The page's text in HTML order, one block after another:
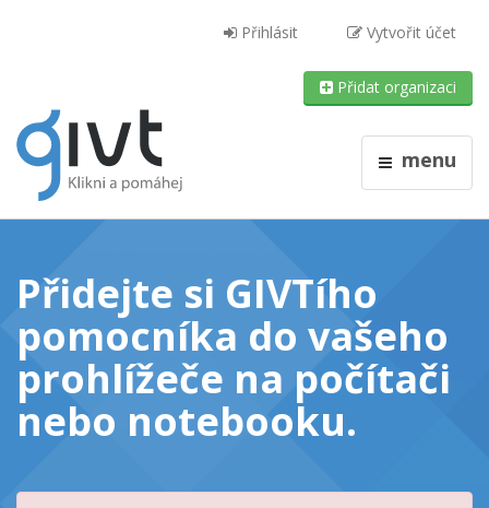
Přihlásit Vytvořit účet
Přidat organizaci
menu
Přidejte si GIVTího
pomocníka do vašeho
prohlížeče na počítači
nebo notebooku.